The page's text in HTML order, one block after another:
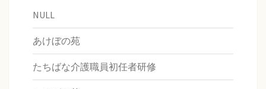
NULL
あけぼの苑
たちばな介護職員初任者研修